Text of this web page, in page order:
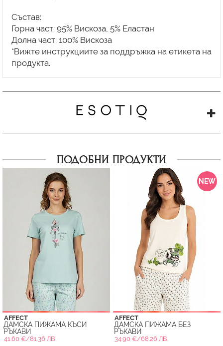
Състав:
Горна част: 95% Вискоза, 5% Еластан
Долна част: 100% Вискоза
*Вижте инструкциите за поддръжка на етикета на
продукта.
ПОДОБНИ ПРОДУКТИ
AFFECT
ДАМСКА ПИЖАМА КЪСИ
РЪКАВИ
41.60 €/81.36 ЛВ.
NEW
AFFECT
ДАМСКА ПИЖАМА БЕЗ
РЪКАВИ
34.90 €/68.26 ЛВ.